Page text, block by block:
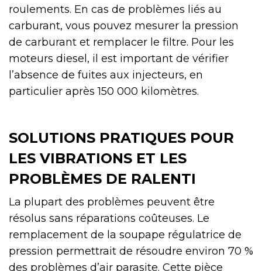
roulements. En cas de problèmes liés au
carburant, vous pouvez mesurer la pression
de carburant et remplacer le filtre. Pour les
moteurs diesel, il est important de vérifier
l’absence de fuites aux injecteurs, en
particulier après 150 000 kilomètres.
SOLUTIONS PRATIQUES POUR
LES VIBRATIONS ET LES
PROBLÈMES DE RALENTI
La plupart des problèmes peuvent être
résolus sans réparations coûteuses. Le
remplacement de la soupape régulatrice de
pression permettrait de résoudre environ 70 %
des problèmes d’air parasite. Cette pièce